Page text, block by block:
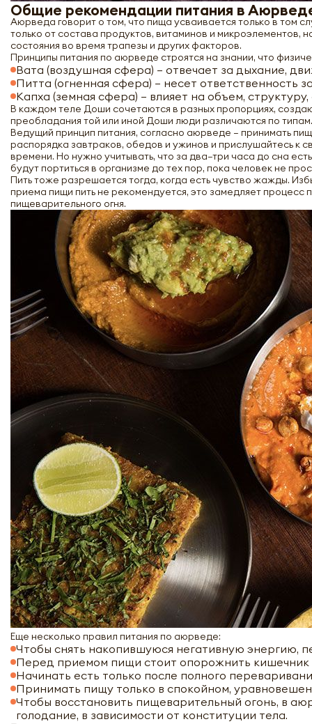
Общие рекомендации питания в
Аюрведа говорит о том, что пища усваивается только в том
только от состава продуктов, витаминов и микроэлементов,
состояния во время трапезы и других факторов.
Принципы питания по аюрведе строятся на знании, что
Вата (воздушная сфера) – отвечает за дыхание,
Питта (огненная сфера) – несет
Капха (земная сфера) – влияет на объем,
В каждом теле Доши сочетаются в разных пропорциях,
преобладания той или иной Доши люди различаются по типам.
Ведущий принцип питания, согласно аюрведе – принимать
распорядка завтраков, обедов и ужинов и прислушайтесь к
времени. Но нужно учитывать, что за два–три часа до сна
будут портиться в организме до тех пор, пока человек не
Пить тоже разрешается тогда, когда есть чувство жажды.
приема пищи пить не рекомендуется, это замедляет
пищеварительного огня.
Еще несколько правил питания по аюрведе:
Чтобы снять накопившуюся негативную энергию,
Перед приемом пищи стоит опорожнить кишечник
Начинать есть только после полного
Принимать пищу только в спокойном,
Чтобы восстановить пищеварительный огонь, в
голодание, в зависимости от конституции тела.